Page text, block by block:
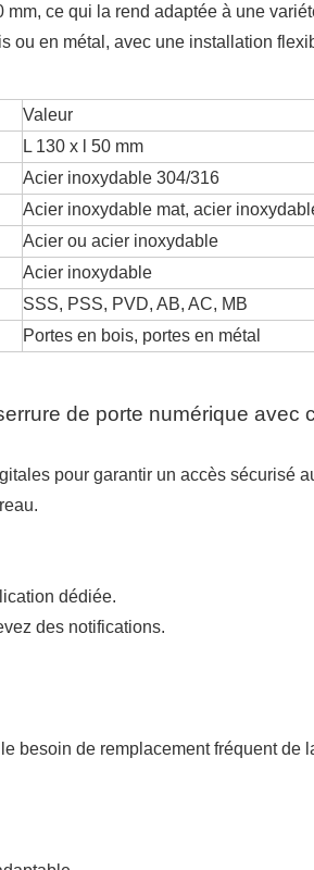
ce qui la rend adaptée à une
ou en métal, avec une installation
Valeur
L 130 x l 50 mm
Acier inoxydable 304/316
Acier inoxydable mat, acier
Acier ou acier inoxydable
Acier inoxydable
SSS, PSS, PVD, AB, AC, MB
Portes en bois, portes en métal
de porte numérique avec
pour garantir un accès sécurisé
dédiée.
des notifications.
besoin de remplacement fréquent de